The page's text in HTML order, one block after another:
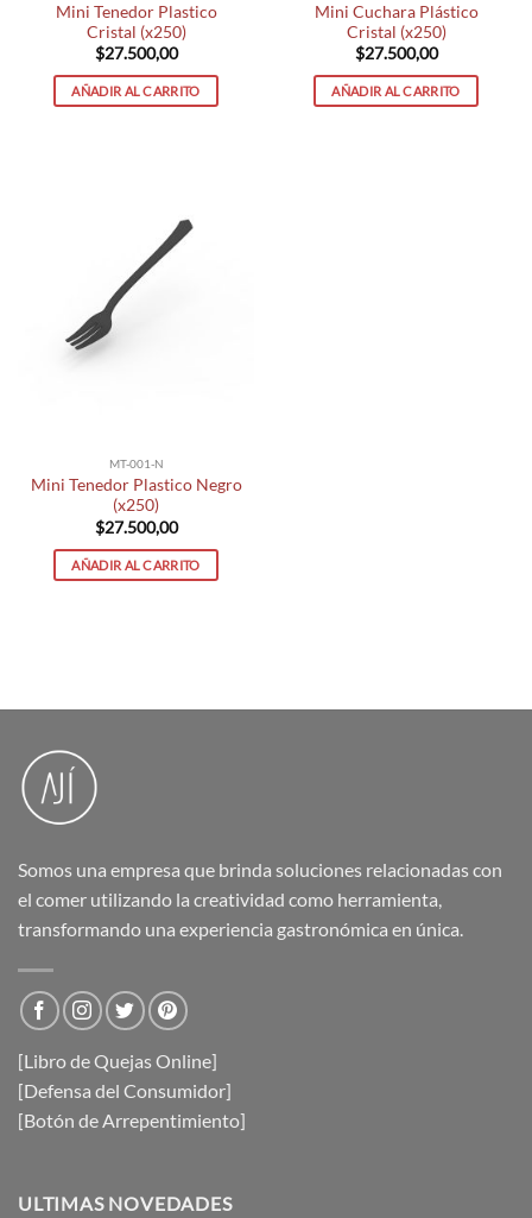
Mini Tenedor Plastico
Cristal (x250)
$27.500,00
AÑADIR AL CARRITO
Mini Cuchara Plástico
Cristal (x250)
$27.500,00
AÑADIR AL CARRITO
MT-001-N
Mini Tenedor Plastico Negro
(x250)
$27.500,00
AÑADIR AL CARRITO
Somos una empresa que brinda soluciones relacionadas con
el comer utilizando la creatividad como herramienta,
transformando una experiencia gastronómica en única.
[Libro de Quejas Online]
[Defensa del Consumidor]
[Botón de Arrepentimiento]
ULTIMAS NOVEDADES